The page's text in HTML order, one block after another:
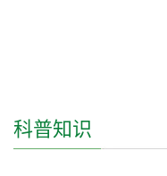
科普知识